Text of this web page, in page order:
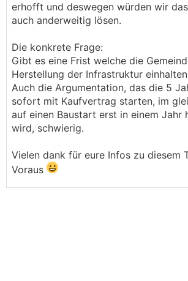
erhofft und deswegen würden wir
auch anderweitig lösen.
Die konkrete Frage:
Gibt es eine Frist welche die
Herstellung der Infrastruktur
Auch die Argumentation, das die 5
sofort mit Kaufvertrag starten, im
auf einen Baustart erst in einem Jahr
wird, schwierig.
Vielen dank für eure Infos zu diesem
Voraus